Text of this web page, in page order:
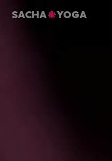
SACHA YOGA